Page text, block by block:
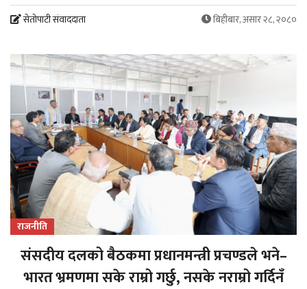
सेतोपाटी संवाददाता बिहीबार, असार २८, २०८०
राजनीति
संसदीय दलको बैठकमा प्रधानमन्त्री प्रचण्डले भने–
भारत भ्रमणमा सके राम्रो गर्छु, नसके नराम्रो गर्दिनँ